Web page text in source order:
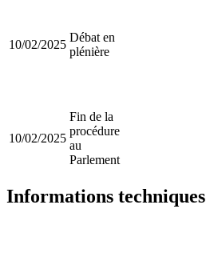
10/02/2025
Débat en
plénière
10/02/2025
Fin de la
procédure
au
Parlement
Informations techniques